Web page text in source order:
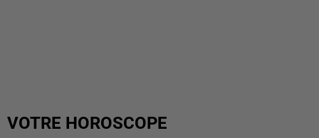
VOTRE HOROSCOPE